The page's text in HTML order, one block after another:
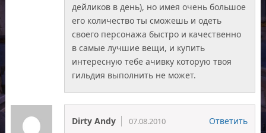
дейликов в день), но имея очень большое
его количество ты сможешь и одеть
своего персонажа быстро и качественно
в самые лучшие вещи, и купить
интересную тебе ачивку которую твоя
гильдия выполнить не может.
Dirty Andy 07.08.2010 Ответить